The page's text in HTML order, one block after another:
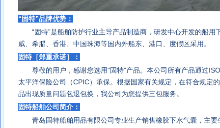
“固特”品牌优势：
“固特”是船舶防护行业主导产品制造商，研发中心开发的船用
威、希腊、香港、中国珠海等国内外船东、港口、度假区采用。
固特［郑重承诺］：
尊敬的用户，感谢您选用"固特"产品。本公司所有产品通过
太平洋保险公司（CPIC）承保。根据国家有关规定，在符合规定
品出现质量问题包退包换，我公司为您提供三包服务。
固特船舶公司简介：
青岛固特船舶用品有限公司专业生产销售橡胶下水气囊 ，主